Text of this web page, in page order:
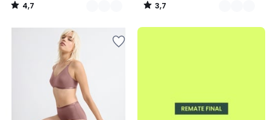
4,7
/
3,7
/
até